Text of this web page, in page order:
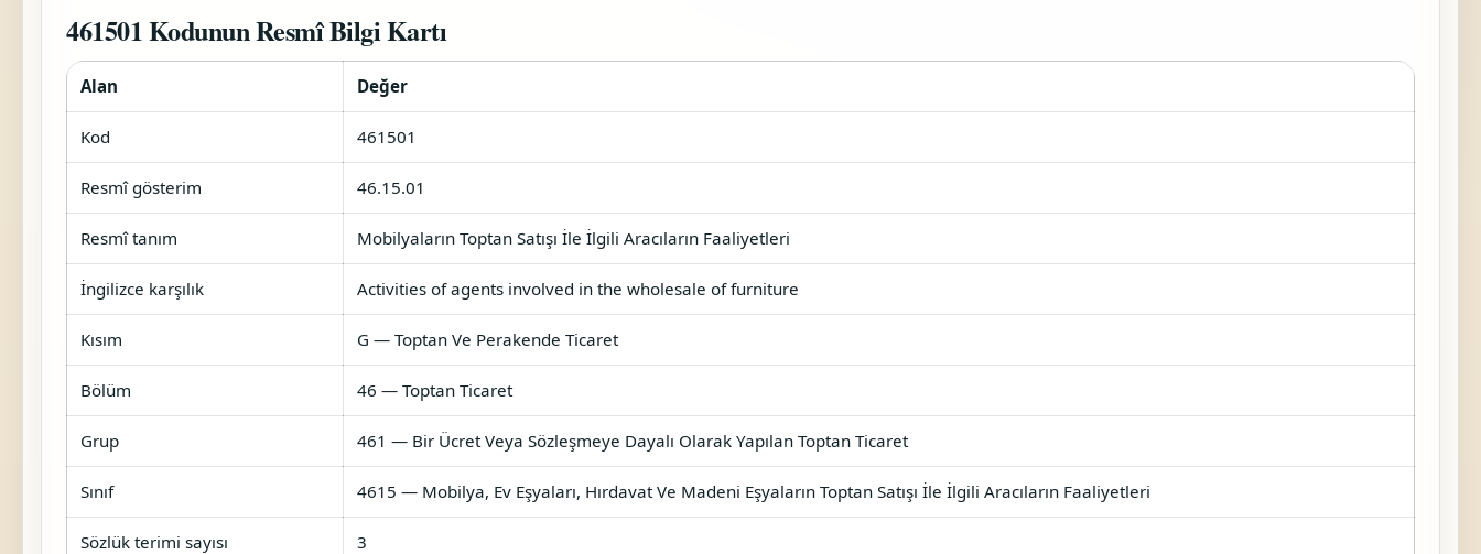
461501 Kodunun Resmî Bilgi Kartı
Alan Değer
Kod 461501
Resmî gösterim 46.15.01
Resmî tanım Mobilyaların Toptan Satışı İle İlgili Aracıların Faaliyetleri
İngilizce karşılık Activities of agents involved in the wholesale of furniture
Kısım G — Toptan Ve Perakende Ticaret
Bölüm 46 — Toptan Ticaret
Grup 461 — Bir Ücret Veya Sözleşmeye Dayalı Olarak Yapılan Toptan Ticaret
Sınıf 4615 — Mobilya, Ev Eşyaları, Hırdavat Ve Madeni Eşyaların Toptan Satışı İle İlgili Aracıların Faaliyetleri
Sözlük terimi sayısı 3